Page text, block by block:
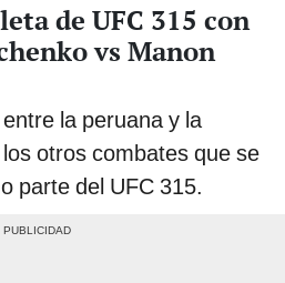
de UFC 315 con
vs Manon
la peruana y la
otros combates que se
parte del UFC 315.